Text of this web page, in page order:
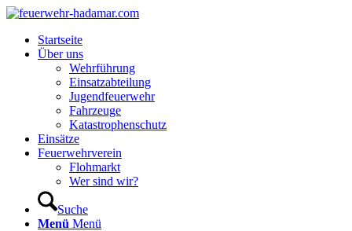
Startseite
Über uns
Wehrführung
Einsatzabteilung
Jugendfeuerwehr
Fahrzeuge
Katastrophenschutz
Einsätze
Feuerwehrverein
Flohmarkt
Wer sind wir?
Suche
Menü Menü